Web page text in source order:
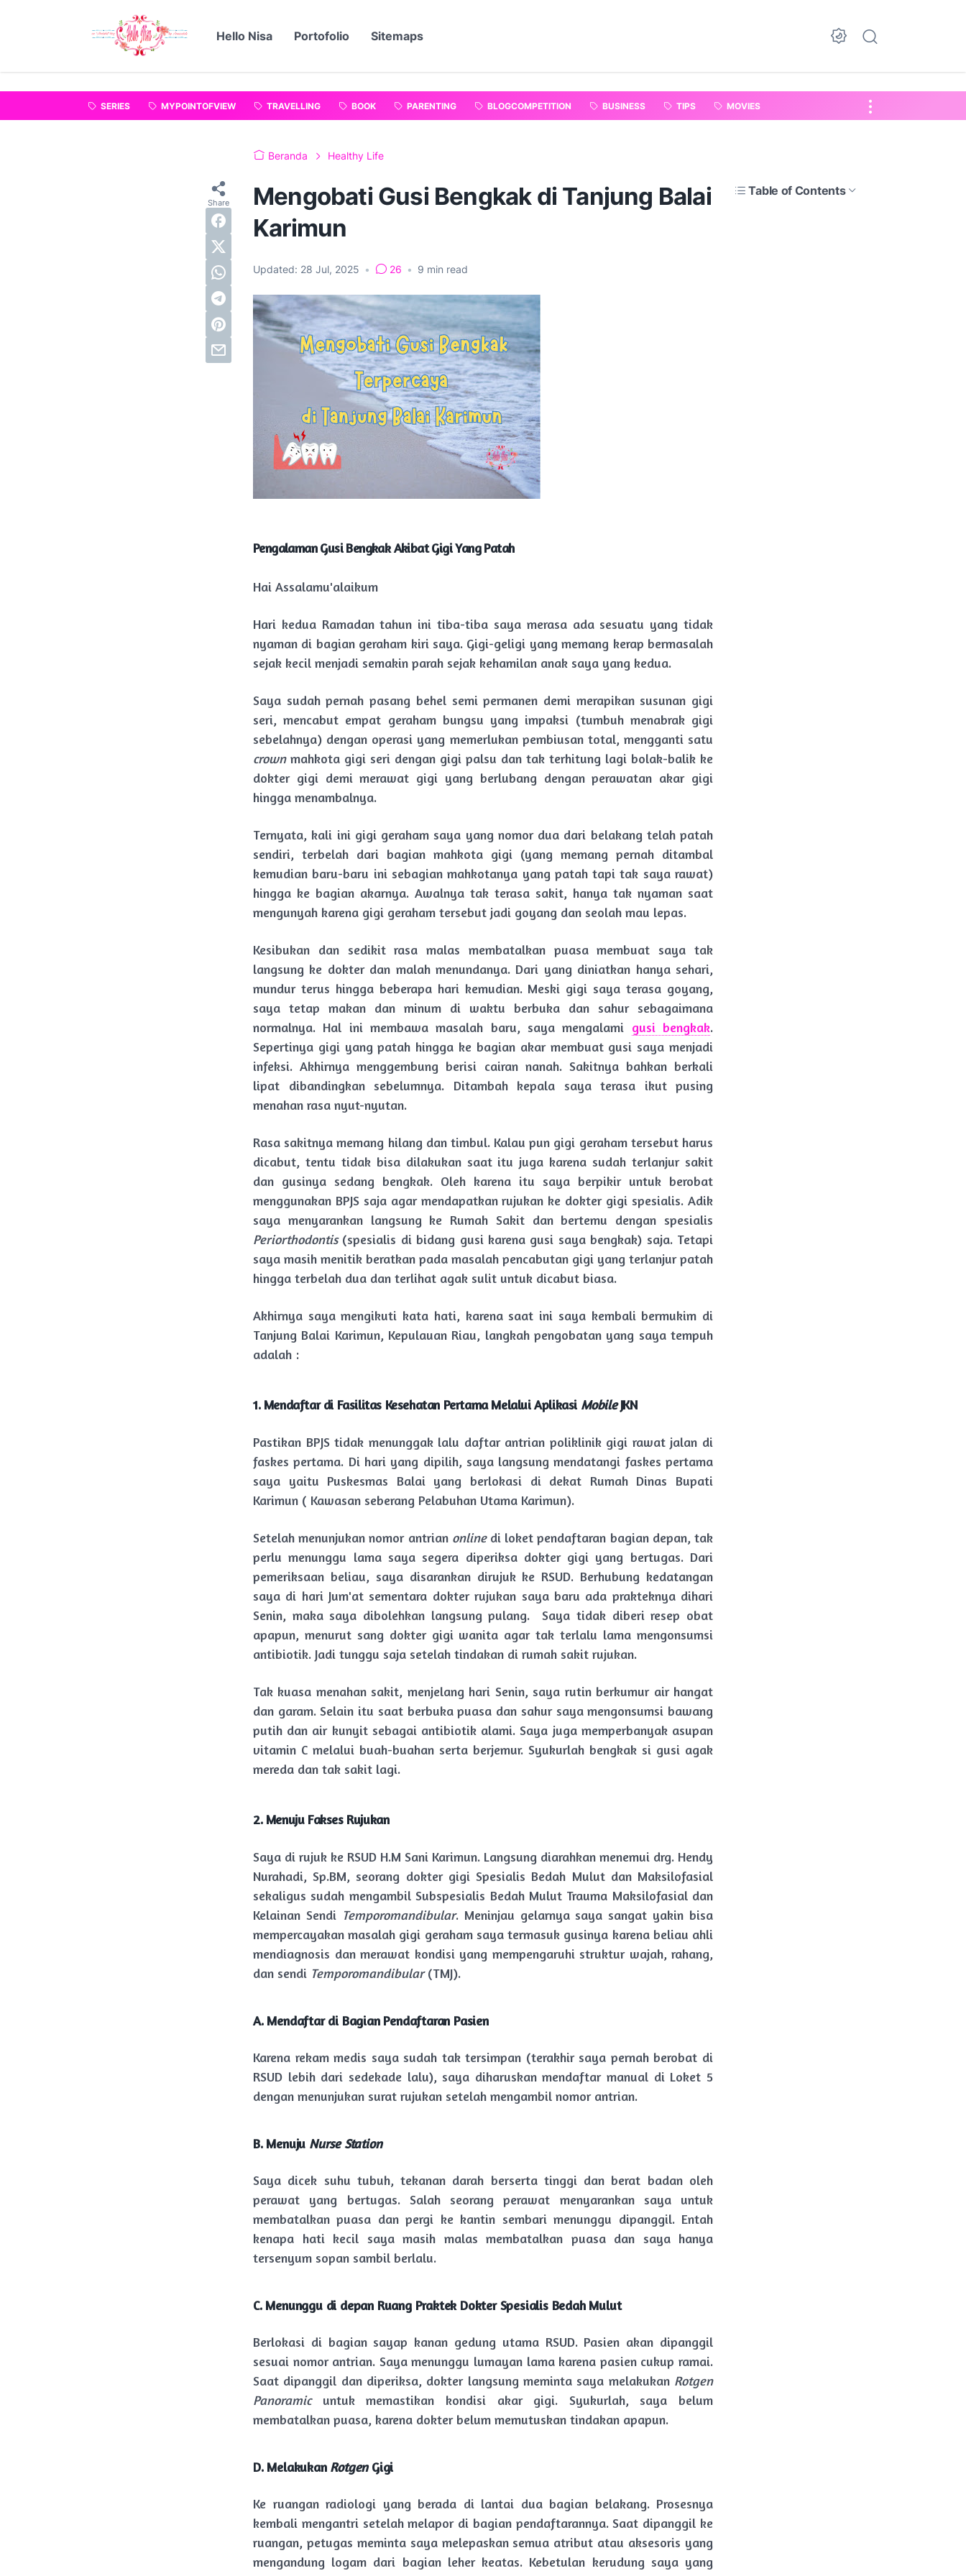
Hello Nisa Portofolio Sitemaps
SERIES MYPOINTOFVIEW TRAVELLING BOOK PARENTING BLOGCOMPETITION BUSINESS TIPS MOVIES
Beranda Healthy Life
Mengobati Gusi Bengkak di Tanjung Balai
Karimun
Updated: 28 Jul, 2025 • 26 • 9 min read
Table of Contents
Pengalaman Gusi Bengkak Akibat Gigi Yang Patah
Hai Assalamu'alaikum
Hari kedua Ramadan tahun ini tiba-tiba saya merasa ada sesuatu yang tidak
nyaman di bagian geraham kiri saya. Gigi-geligi yang memang kerap bermasalah
sejak kecil menjadi semakin parah sejak kehamilan anak saya yang kedua.
Saya sudah pernah pasang behel semi permanen demi merapikan susunan gigi
seri, mencabut empat geraham bungsu yang impaksi (tumbuh menabrak gigi
sebelahnya) dengan operasi yang memerlukan pembiusan total, mengganti satu
crownmahkota gigi seri dengan gigi palsu dan tak terhitung lagi bolak-balik ke
dokter gigi demi merawat gigi yang berlubang dengan perawatan akar gigi
hingga menambalnya.
Ternyata, kali ini gigi geraham saya yang nomor dua dari belakang telah patah
sendiri, terbelah dari bagian mahkota gigi (yang memang pernah ditambal
kemudian baru-baru ini sebagian mahkotanya yang patah tapi tak saya rawat)
hingga ke bagian akarnya. Awalnya tak terasa sakit, hanya tak nyaman saat
mengunyah karena gigi geraham tersebut jadi goyang dan seolah mau lepas.
Kesibukan dan sedikit rasa malas membatalkan puasa membuat saya tak
langsung ke dokter dan malah menundanya. Dari yang diniatkan hanya sehari,
mundur terus hingga beberapa hari kemudian. Meski gigi saya terasa goyang,
saya tetap makan dan minum di waktu berbuka dan sahur sebagaimana
normalnya. Hal ini membawa masalah baru, saya mengalami gusi bengkak.
Sepertinya gigi yang patah hingga ke bagian akar membuat gusi saya menjadi
infeksi. Akhirnya menggembung berisi cairan nanah. Sakitnya bahkan berkali
lipat dibandingkan sebelumnya. Ditambah kepala saya terasa ikut pusing
menahan rasa nyut-nyutan.
Rasa sakitnya memang hilang dan timbul. Kalau pun gigi geraham tersebut harus
dicabut, tentu tidak bisa dilakukan saat itu juga karena sudah terlanjur sakit
dan gusinya sedang bengkak. Oleh karena itu saya berpikir untuk berobat
menggunakan BPJS saja agar mendapatkan rujukan ke dokter gigi spesialis. Adik
saya menyarankan langsung ke Rumah Sakit dan bertemu dengan spesialis
Periorthodontis(spesialis di bidang gusi karena gusi saya bengkak) saja. Tetapi
saya masih menitik beratkan pada masalah pencabutan gigi yang terlanjur patah
hingga terbelah dua dan terlihat agak sulit untuk dicabut biasa.
Akhirnya saya mengikuti kata hati, karena saat ini saya kembali bermukim di
Tanjung Balai Karimun, Kepulauan Riau, langkah pengobatan yang saya tempuh
adalah :
1. Mendaftar di Fasilitas Kesehatan Pertama Melalui Aplikasi MobileJKN
Pastikan BPJS tidak menunggak lalu daftar antrian poliklinik gigi rawat jalan di
faskes pertama. Di hari yang dipilih, saya langsung mendatangi faskes pertama
saya yaitu Puskesmas Balai yang berlokasi di dekat Rumah Dinas Bupati
Karimun ( Kawasan seberang Pelabuhan Utama Karimun).
Setelah menunjukan nomor antrian onlinedi loket pendaftaran bagian depan, tak
perlu menunggu lama saya segera diperiksa dokter gigi yang bertugas. Dari
pemeriksaan beliau, saya disarankan dirujuk ke RSUD. Berhubung kedatangan
saya di hari Jum'at sementara dokter rujukan saya baru ada prakteknya dihari
Senin, maka saya dibolehkan langsung pulang. Saya tidak diberi resep obat
apapun, menurut sang dokter gigi wanita agar tak terlalu lama mengonsumsi
antibiotik. Jadi tunggu saja setelah tindakan di rumah sakit rujukan.
Tak kuasa menahan sakit, menjelang hari Senin, saya rutin berkumur air hangat
dan garam. Selain itu saat berbuka puasa dan sahur saya mengonsumsi bawang
putih dan air kunyit sebagai antibiotik alami. Saya juga memperbanyak asupan
vitamin C melalui buah-buahan serta berjemur. Syukurlah bengkak si gusi agak
mereda dan tak sakit lagi.
2. Menuju Fakses Rujukan
Saya di rujuk ke RSUD H.M Sani Karimun. Langsung diarahkan menemui drg. Hendy
Nurahadi, Sp.BM, seorang dokter gigi Spesialis Bedah Mulut dan Maksilofasial
sekaligus sudah mengambil Subspesialis Bedah Mulut Trauma Maksilofasial dan
Kelainan Sendi Temporomandibular. Meninjau gelarnya saya sangat yakin bisa
mempercayakan masalah gigi geraham saya termasuk gusinya karena beliau ahli
mendiagnosis dan merawat kondisi yang mempengaruhi struktur wajah, rahang,
dan sendi Temporomandibular(TMJ).
A. Mendaftar di Bagian Pendaftaran Pasien
Karena rekam medis saya sudah tak tersimpan (terakhir saya pernah berobat di
RSUD lebih dari sedekade lalu), saya diharuskan mendaftar manual di Loket 5
dengan menunjukan surat rujukan setelah mengambil nomor antrian.
B. Menuju Nurse Station
Saya dicek suhu tubuh, tekanan darah berserta tinggi dan berat badan oleh
perawat yang bertugas. Salah seorang perawat menyarankan saya untuk
membatalkan puasa dan pergi ke kantin sembari menunggu dipanggil. Entah
kenapa hati kecil saya masih malas membatalkan puasa dan saya hanya
tersenyum sopan sambil berlalu.
C. Menunggu di depan Ruang Praktek Dokter Spesialis Bedah Mulut
Berlokasi di bagian sayap kanan gedung utama RSUD. Pasien akan dipanggil
sesuai nomor antrian. Saya menunggu lumayan lama karena pasien cukup ramai.
Saat dipanggil dan diperiksa, dokter langsung meminta saya melakukan Rotgen
Panoramicuntuk memastikan kondisi akar gigi. Syukurlah, saya belum
membatalkan puasa, karena dokter belum memutuskan tindakan apapun.
D. Melakukan RotgenGigi
Ke ruangan radiologi yang berada di lantai dua bagian belakang. Prosesnya
kembali mengantri setelah melapor di bagian pendaftarannya. Saat dipanggil ke
ruangan, petugas meminta saya melepaskan semua atribut atau aksesoris yang
mengandung logam dari bagian leher keatas. Kebetulan kerudung saya yang